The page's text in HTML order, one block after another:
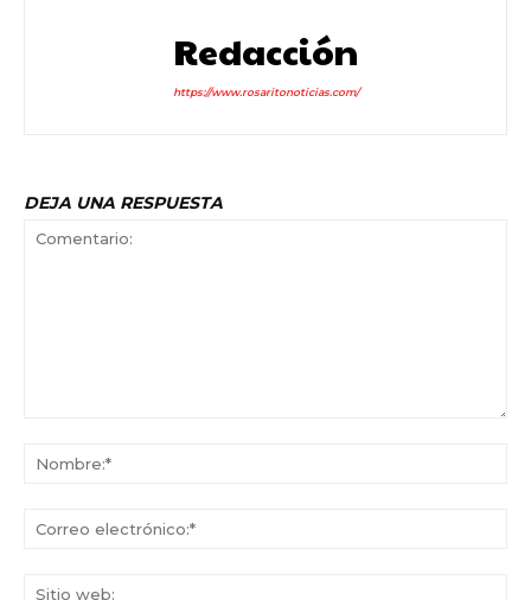
Redacción
https://www.rosaritonoticias.com/
DEJA UNA RESPUESTA